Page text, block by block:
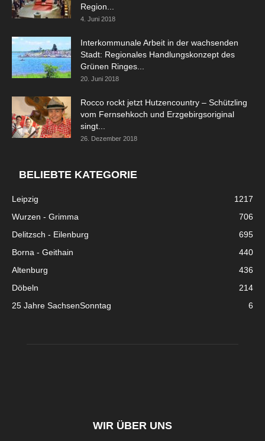
Region...
4. Juni 2018
Interkommunale Arbeit in der wachsenden
Stadt: Regionales Handlungskonzept des
Grünen Ringes...
20. Juni 2018
Rocco rockt jetzt Hutzencountry – Schützling
vom Fernsehkoch und Erzgebirgsoriginal
singt...
26. Dezember 2018
BELIEBTE KATEGORIE
Leipzig
1217
Wurzen - Grimma
706
Delitzsch - Eilenburg
695
Borna - Geithain
440
Altenburg
436
Döbeln
214
25 Jahre SachsenSonntag
6
WIR ÜBER UNS